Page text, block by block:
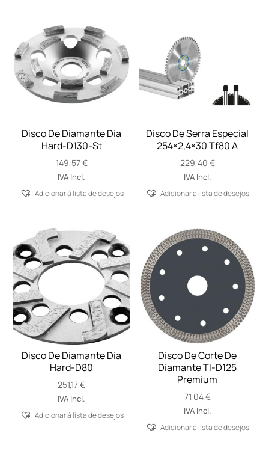
Disco De Diamante Dia
Hard-D130-St
149,57€
IVA Incl.
Adicionar á lista de desejos
Disco De Serra Especial
254×2,4×30 Tf80 A
229,40 €
IVA Incl.
Adicionar á lista de desejos
Disco De Diamante Dia
Hard-D80
251,17€
IVA Incl.
Adicionar á lista de desejos
Disco De Corte De
Diamante Tl-D125
Premium
71,04€
IVA Incl.
Adicionar á lista de desejos